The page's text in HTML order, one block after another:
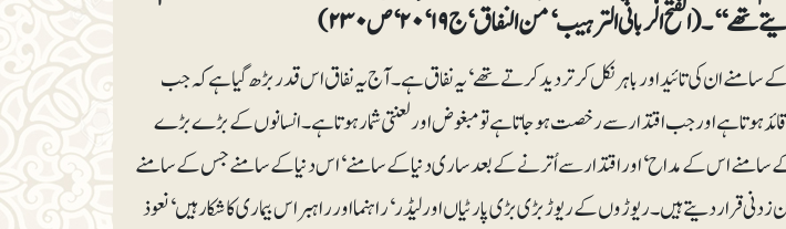
الربانی الترہیب‘ من النفاق‘ ج ۱۹‘ ۲۰‘ ص ۲۳۰)
ان کی تائید اور باہر نکل کر تردید کرتے تھے‘ یہ نفاق ہے۔ آج یہ نفاق اس قدر بڑھ گیا ہے کہ جب
قائد ہوتا ہے اور جب اقتدار سے رخصت ہو جاتا ہے تو مبغوض اور لعنتی شمار ہوتا ہے۔ انسانوں کے بڑے بڑے
سامنے اس کے مداح‘ اور اقتدار سے اُترنے کے بعد ساری دنیا کے سامنے‘ اس دنیا کے سامنے جس کے سامنے
دیتے ہیں۔ ریوڑوں کے ریوڑ بڑی بڑی پارٹیاں اور لیڈر‘ راہنما اور راہبر اس بیماری کا شکار ہیں‘ نعوذ